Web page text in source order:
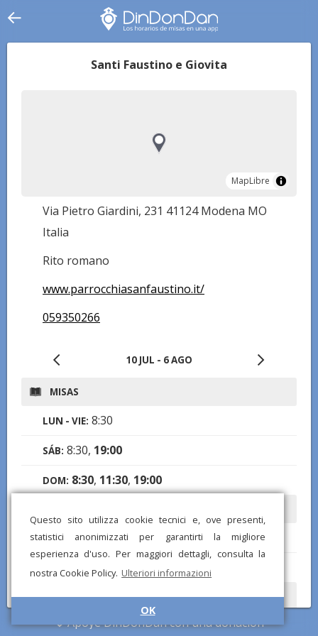
Questo sito utilizza cookie tecnici e, ove presenti,
statistici anonimizzati per garantirti la migliore
esperienza d'uso. Per maggiori dettagli, consulta la
nostra Cookie Policy. Ulteriori informazioni
OK
Santi Faustino e Giovita
MapLibre
MapLibre
Via Pietro Giardini, 231 41124 Modena MO
Italia
Rito romano
www.parrocchiasanfaustino.it/
059350266
10 JUL - 6 AGO
MISAS
LUN - VIE: 8:30
SÁB: 8:30, 19:00
DOM: 8:30, 11:30, 19:00
VIE:19:30-20:30
SÁB:17:00-19:00
ROSARIO
LUN:9:00, 18:30
Apoye DinDonDan con una donación